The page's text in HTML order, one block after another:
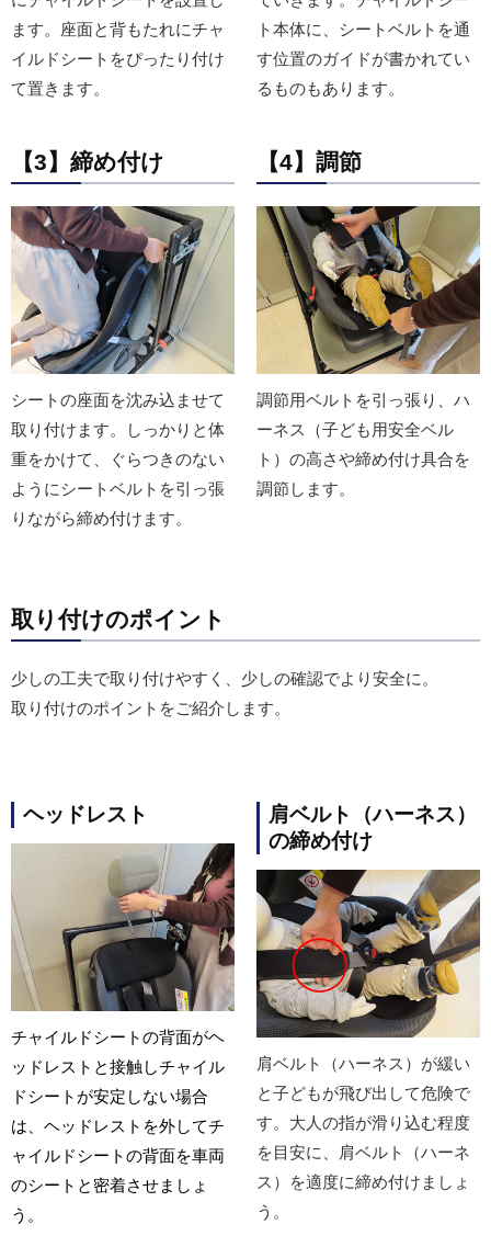
ます。座面と背もたれにチャ
イルドシートをぴったり付け
て置きます。
ト本体に、シートベルトを通
す位置のガイドが書かれてい
るものもあります。
【3】締め付け
シートの座面を沈み込ませて
取り付けます。しっかりと体
重をかけて、ぐらつきのない
ようにシートベルトを引っ張
りながら締め付けます。
【4】調節
調節用ベルトを引っ張り、ハ
ーネス（子ども用安全ベル
ト）の高さや締め付け具合を
調節します。
取り付けのポイント
少しの工夫で取り付けやすく、少しの確認でより安全に。
取り付けのポイントをご紹介します。
ヘッドレスト
チャイルドシートの背面がヘ
ッドレストと接触しチャイル
ドシートが安定しない場合
は、ヘッドレストを外してチ
ャイルドシートの背面を車両
のシートと密着させましょ
う。
肩ベルト（ハーネス）
の締め付け
肩ベルト（ハーネス）が緩い
と子どもが飛び出して危険で
す。大人の指が滑り込む程度
を目安に、肩ベルト（ハーネ
ス）を適度に締め付けましょ
う。